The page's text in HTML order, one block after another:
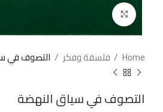
Home فلسفة وفكر التصوف في
التصوف في سياق النهضة